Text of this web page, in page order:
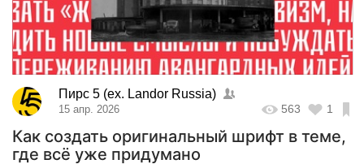
Пирс 5 (ex. Landor Russia)
15 апр. 2026 563 1
Как создать оригинальный шрифт в теме,
где всё уже придумано